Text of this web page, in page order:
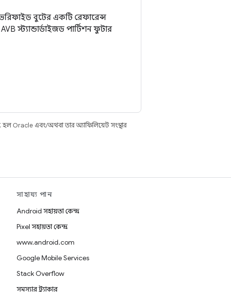
বুটের একটি রেফারেন্স
স্ট্যান্ডার্ডাইজড পার্টিশন ফুটার
হল Oracle এবং/অথবা তার অ্যাফিলিয়েট সংস্থার
সাহায্য পান
Android সহায়তা কেন্দ্র
Pixel সহায়তা কেন্দ্র
www.android.com
Google Mobile Services
Stack Overflow
সমস্যার ট্র্যাকার